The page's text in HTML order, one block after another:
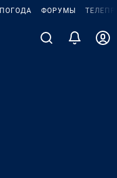
ПОГОДА ФОРУМЫ